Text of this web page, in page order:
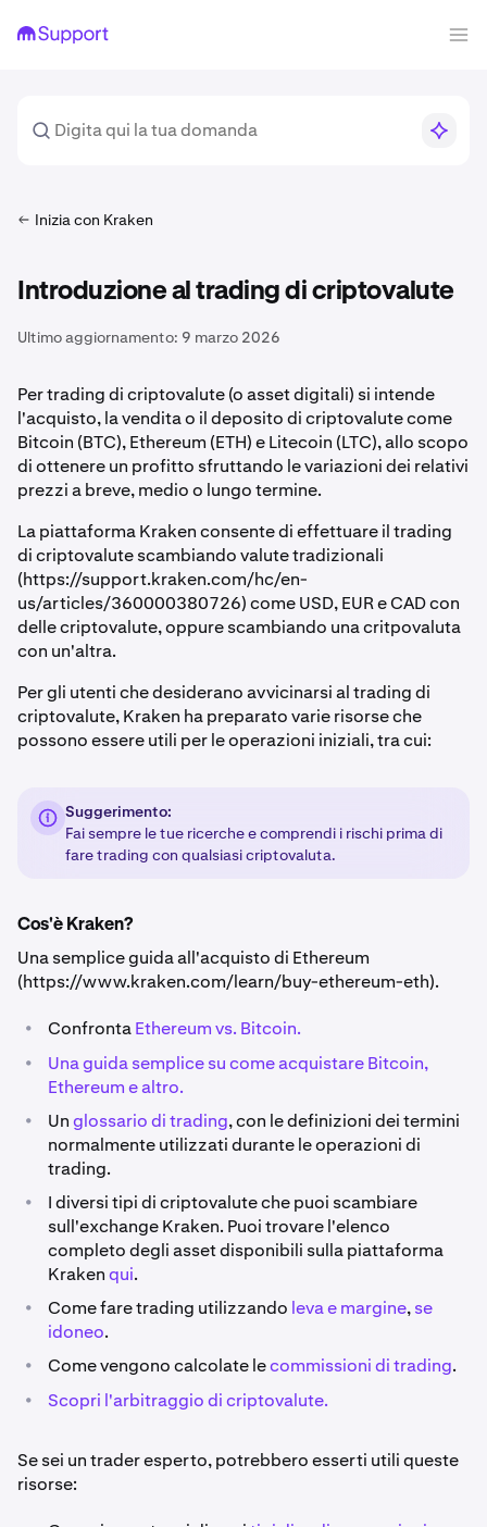
Inizia con Kraken
Introduzione al trading di criptovalute
Ultimo aggiornamento: 9 marzo 2026
Per trading di criptovalute (o asset digitali) si intende
l'acquisto, la vendita o il deposito di criptovalute come
Bitcoin (BTC), Ethereum (ETH) e Litecoin (LTC), allo scopo
di ottenere un profitto sfruttando le variazioni dei relativi
prezzi a breve, medio o lungo termine.
La piattaforma Kraken consente di effettuare il trading
di criptovalute scambiando valute tradizionali
(https://support.kraken.com/hc/en-
us/articles/360000380726) come USD, EUR e CAD con
delle criptovalute, oppure scambiando una critpovaluta
con un'altra.
Per gli utenti che desiderano avvicinarsi al trading di
criptovalute, Kraken ha preparato varie risorse che
possono essere utili per le operazioni iniziali, tra cui:
Suggerimento:
Fai sempre le tue ricerche e comprendi i rischi prima di
fare trading con qualsiasi criptovaluta.
Cos'è Kraken?
Una semplice guida all'acquisto di Ethereum
(https://www.kraken.com/learn/buy-ethereum-eth).
• ConfrontaEthereum vs. Bitcoin.
•
Una guida semplice su come acquistare Bitcoin,
Ethereum e altro.
• Unglossario di trading, con le definizioni dei termini
normalmente utilizzati durante le operazioni di
trading.
•
I diversi tipi di criptovalute che puoi scambiare
sull'exchange Kraken. Puoi trovare l'elenco
completo degli asset disponibili sulla piattaforma
Krakenqui.
• Come fare trading utilizzando leva e margine,se
idoneo.
• Come vengono calcolate lecommissioni di trading.
• Scopri l'arbitraggio di criptovalute.
Se sei un trader esperto, potrebbero esserti utili queste
risorse: